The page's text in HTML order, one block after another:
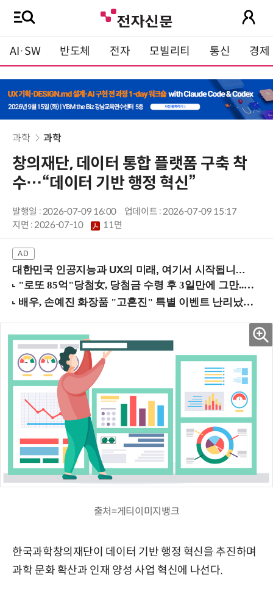
AI·SW 반도체 전자 모빌리티 통신 경제
과학 과학
창의재단, 데이터 통합 플랫폼 구축 착
수…“데이터 기반 행정 혁신”
발행일 : 2026-07-09 16:00
업데이트 : 2026-07-09 15:17
지면 :2026-07-10 11면
대한민국 인공지능과 UX의 미래, 여기서 시작됩니다! (9/2 강남역)
출처=게티이미지뱅크
한국과학창의재단이 데이터 기반 행정 혁신을 추진하며
과학 문화 확산과 인재 양성 사업 혁신에 나선다.